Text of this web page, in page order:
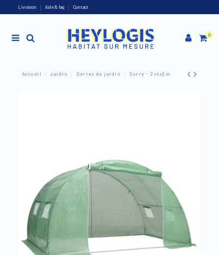
Livraison Aide & faq Contact
0
Accueil Jardin Serres de jardin Serre - 2x4x2m